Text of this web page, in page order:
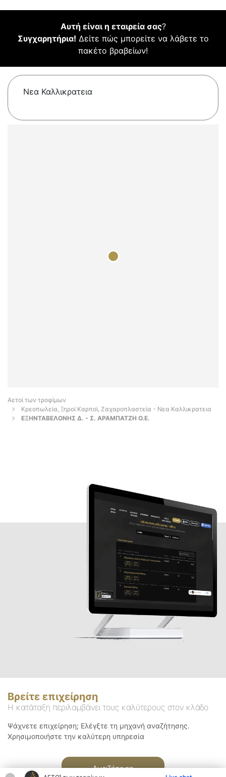
Αυτή είναι η εταιρεία σας?
Συγχαρητήρια! Δείτε πώς μπορείτε να λάβετε το
πακέτο βραβείων!
Νεα Καλλικρατεια
Αετοί των τροφίμων
Κρεοπωλεία, Ξηροί Καρποί, Ζαχαροπλαστεία - Νεα Καλλικρατεια
ΕΞΗΝΤΑΒΕΛΟΝΗΣ Δ. - Σ. ΑΡΑΜΠΑΤΖΗ Ο.Ε.
Βρείτε επιχείρηση
Η κατάταξη περιλαμβάνει τους καλύτερους στον κλάδο
Ψάχνετε επιχείρηση; Ελέγξτε τη μηχανή αναζήτησης.
Χρησιμοποιήστε την καλύτερη υπηρεσία
Αναζήτηση